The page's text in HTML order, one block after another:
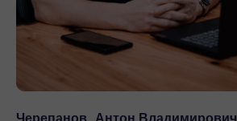
Черепанов Антон Владимирович